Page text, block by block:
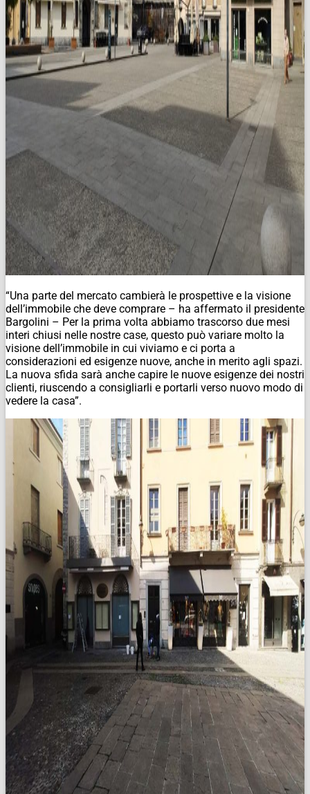
“Una parte del mercato cambierà le prospettive e la visione
dell’immobile che deve comprare – ha affermato il presidente
Bargolini – Per la prima volta abbiamo trascorso due mesi
interi chiusi nelle nostre case, questo può variare molto la
visione dell’immobile in cui viviamo e ci porta a
considerazioni ed esigenze nuove, anche in merito agli spazi.
La nuova sfida sarà anche capire le nuove esigenze dei nostri
clienti, riuscendo a consigliarli e portarli verso nuovo modo di
vedere la casa”.